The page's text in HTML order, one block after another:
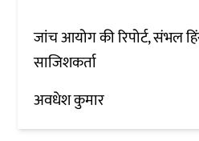
जांच आयोग की रिपोर्ट, संभल
साजिशकर्ता
अवधेश कुमार